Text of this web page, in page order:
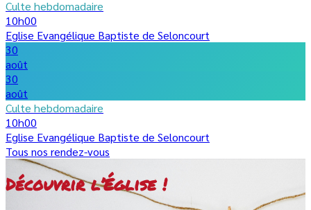
Culte hebdomadaire
10h00
Eglise Evangélique Baptiste de Seloncourt
30
août
30
août
Culte hebdomadaire
10h00
Eglise Evangélique Baptiste de Seloncourt
Tous nos rendez-vous
Découvrir l’Église !